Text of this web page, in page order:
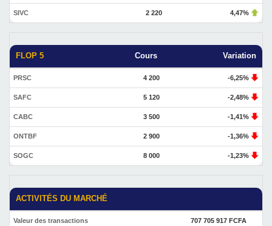
SIVC 2 220 4,47%
FLOP 5 Cours Variation
PRSC 4 200 -6,25%
SAFC 5 120 -2,48%
CABC 3 500 -1,41%
ONTBF 2 900 -1,36%
SOGC 8 000 -1,23%
ACTIVITÉS DU MARCHÉ
Valeur des transactions 707 705 917 FCFA